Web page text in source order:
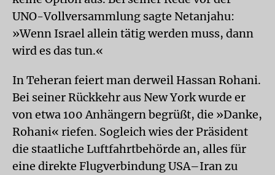
UNO-Vollversammlung sagte Netanjahu:
»Wenn Israel allein tätig werden muss, dann
wird es das tun.«
In Teheran feiert man derweil Hassan Rohani.
Bei seiner Rückkehr aus New York wurde er
von etwa 100 Anhängern begrüßt, die »Danke,
Rohani« riefen. Sogleich wies der Präsident
die staatliche Luftfahrtbehörde an, alles für
eine direkte Flugverbindung USA–Iran zu